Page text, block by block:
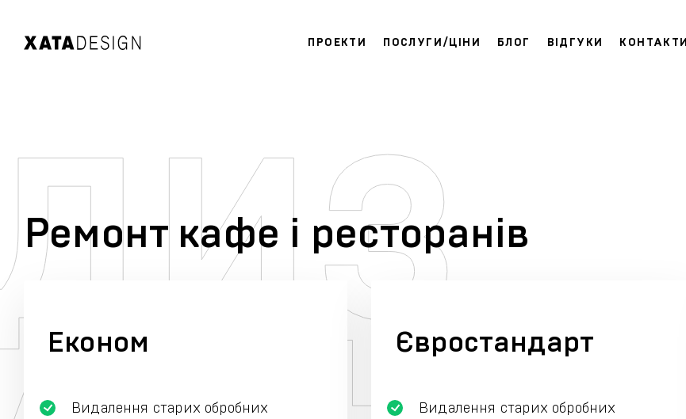
ПРОЕКТИ ПОСЛУГИ/ЦІНИ БЛОГ ВІДГУКИ КОНТАКТИ
Ремонт кафе і ресторанів
Економ
Видалення старих обробних
Євростандарт
Видалення старих обробних